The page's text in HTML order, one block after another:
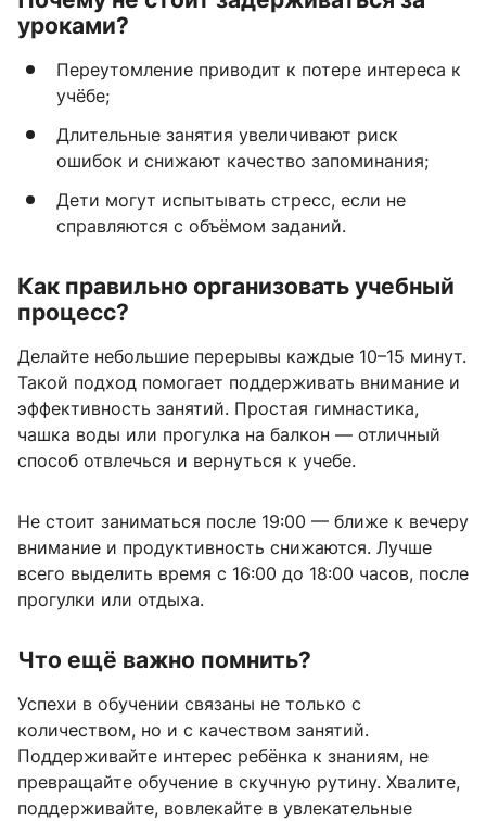
уроками?
Переутомление приводит к потере интереса к
учёбе;
Длительные занятия увеличивают риск
ошибок и снижают качество запоминания;
Дети могут испытывать стресс, если не
справляются с объёмом заданий.
Как правильно организовать учебный
процесс?
Делайте небольшие перерывы каждые 10–15 минут.
Такой подход помогает поддерживать внимание и
эффективность занятий. Простая гимнастика,
чашка воды или прогулка на балкон — отличный
способ отвлечься и вернуться к учебе.
Не стоит заниматься после 19:00 — ближе к вечеру
внимание и продуктивность снижаются. Лучше
всего выделить время с 16:00 до 18:00 часов, после
прогулки или отдыха.
Что ещё важно помнить?
Успехи в обучении связаны не только с
количеством, но и с качеством занятий.
Поддерживайте интерес ребёнка к знаниям, не
превращайте обучение в скучную рутину. Хвалите,
поддерживайте, вовлекайте в увлекательные